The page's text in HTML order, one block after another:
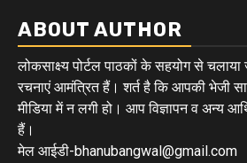
ABOUT AUTHOR
लोकसाक्ष्य पोर्टल पाठकों के सहयोग से
रचनाएं आमंत्रित हैं। शर्त है कि आपकी भेजी
मीडिया में न लगी हो। आप विज्ञापन व अन्य
हैं।
मेल आईडी-bhanubangwal@gmail.com